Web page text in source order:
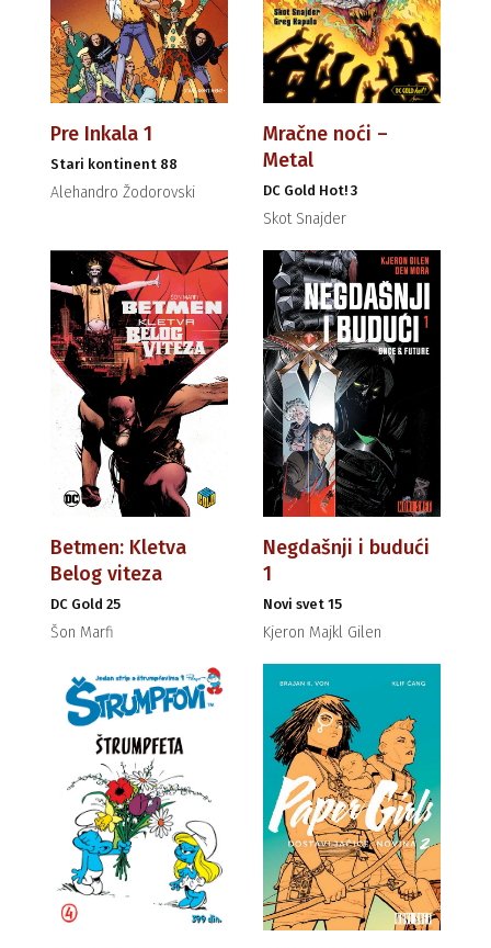
Pre Inkala 1
Stari kontinent 88
Alehandro Žodorovski
Mračne noći –
Metal
DC Gold Hot! 3
Skot Snajder
Betmen: Kletva
Belog viteza
DC Gold 25
Šon Marfi
Negdašnji i budući
1
Novi svet 15
Kjeron Majkl Gilen